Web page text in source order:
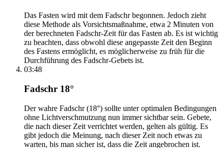
Das Fasten wird mit dem Fadschr begonnen. Jedoch zieht
diese Methode als Vorsichtsmaßnahme, etwa 2 Minuten von
der berechneten Fadschr-Zeit für das Fasten ab. Es ist wichtig
zu beachten, dass obwohl diese angepasste Zeit den Beginn
des Fastens ermöglicht, es möglicherweise zu früh für die
Durchführung des Fadschr-Gebets ist.
03:48
Fadschr 18°
Der wahre Fadschr (18°) sollte unter optimalen Bedingungen
ohne Lichtverschmutzung nun immer sichtbar sein. Gebete,
die nach dieser Zeit verrichtet werden, gelten als gültig. Es
gibt jedoch die Meinung, nach dieser Zeit noch etwas zu
warten, bis man sicher ist, dass die Zeit angebrochen ist.